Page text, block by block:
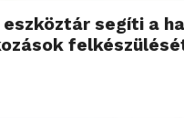
eszköztár segíti a